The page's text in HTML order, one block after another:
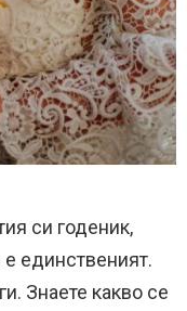
си годеник,
единственият.
Знаете какво се